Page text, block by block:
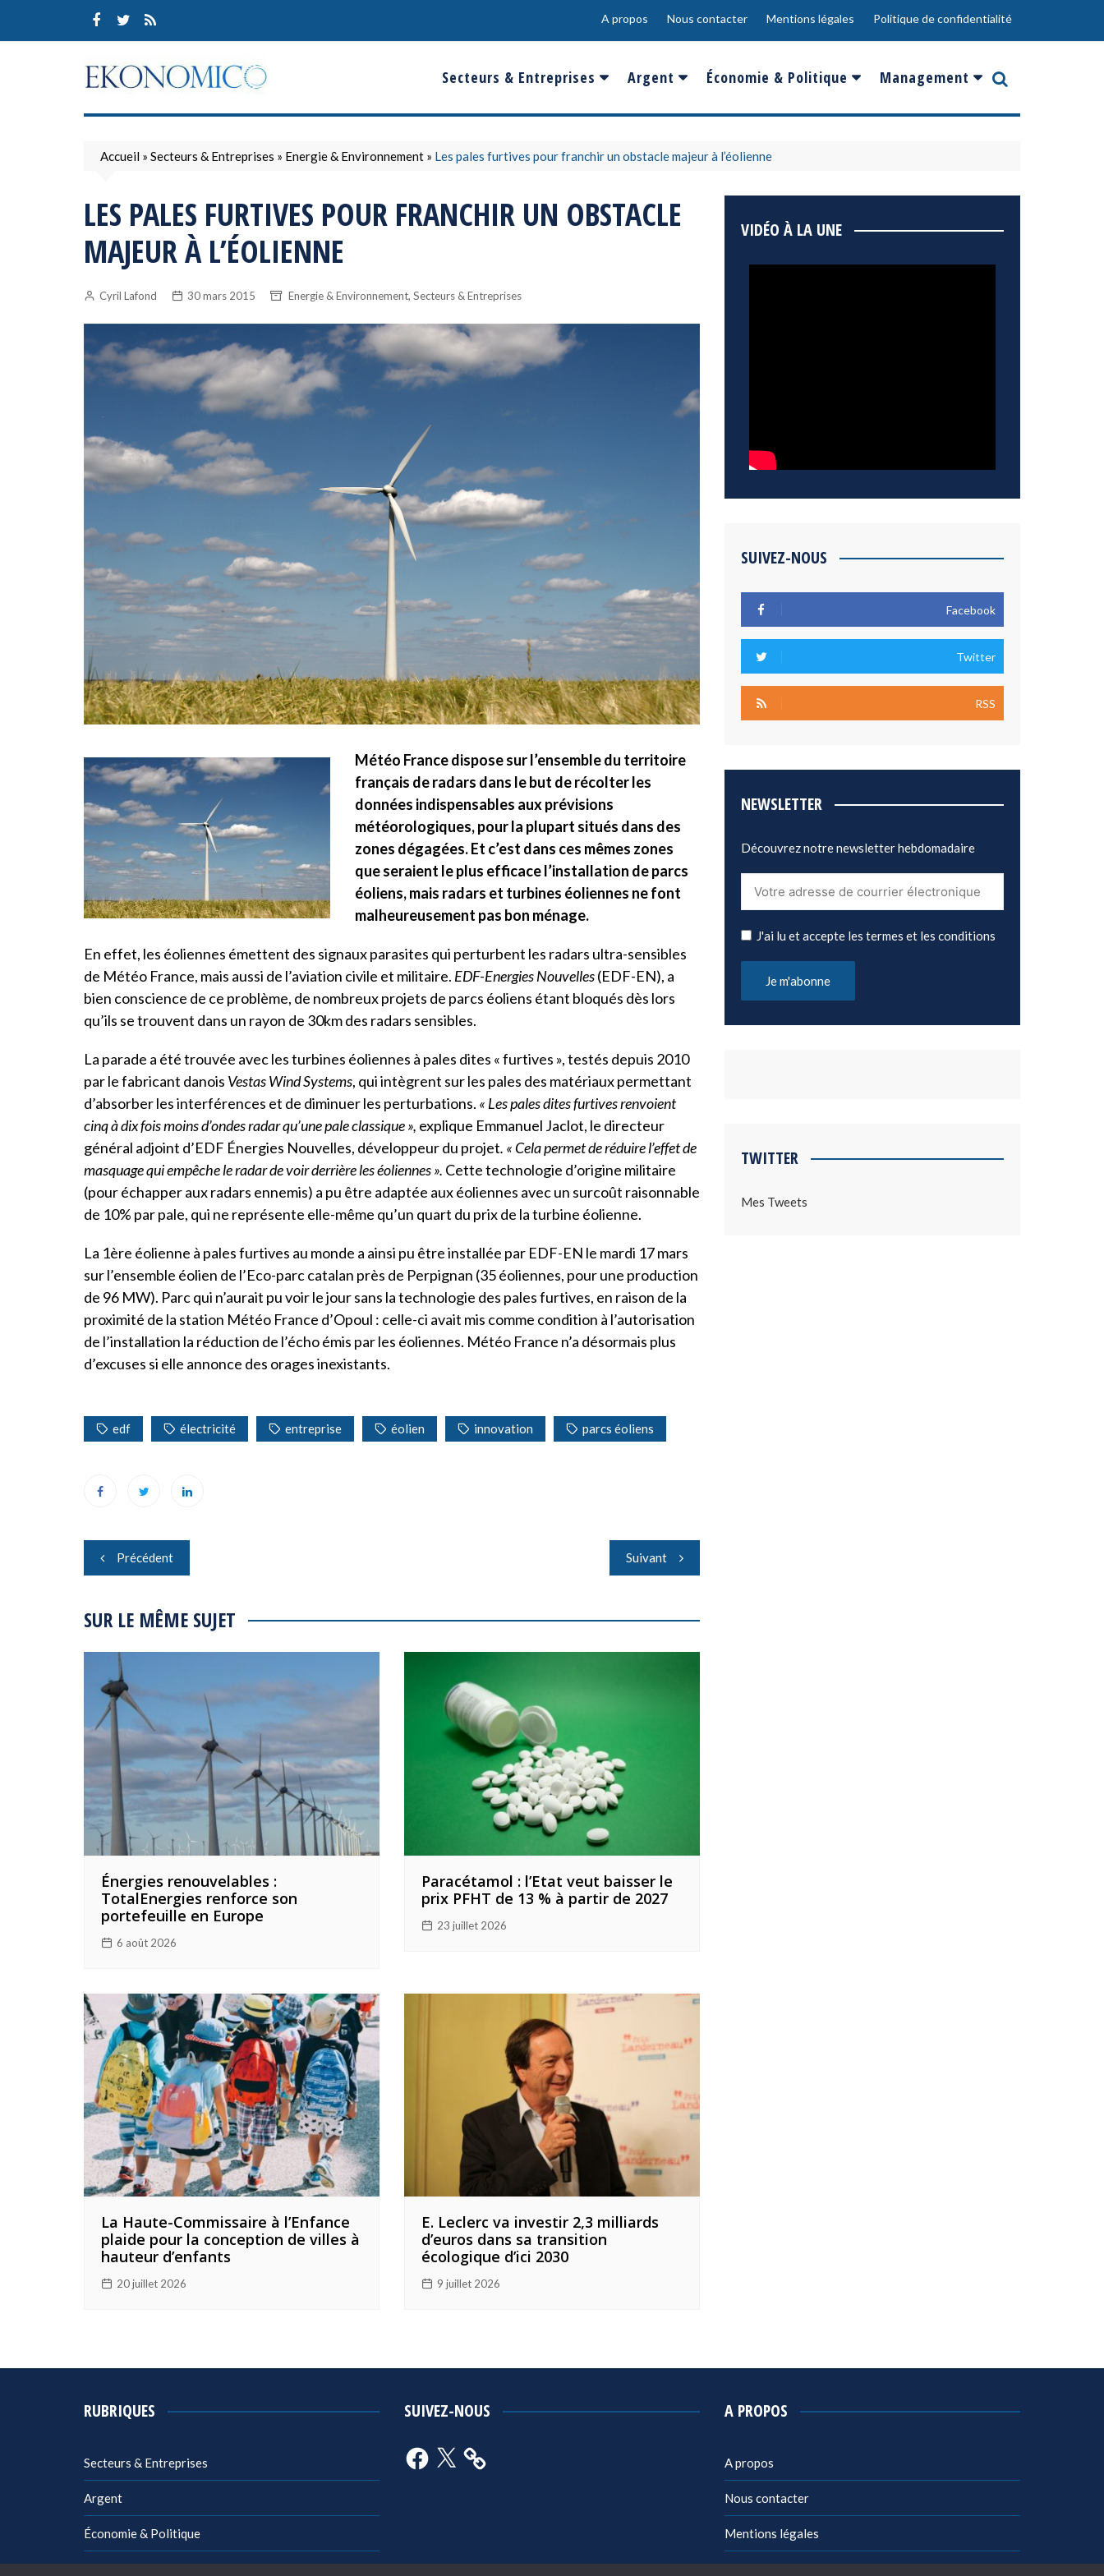
content
A propos Nous contacter Mentions légales Politique de confidentialité
Secteurs & Entreprises
Banques & Finances
Conso & Distrib
Environnement
Technologies & Médias
Argent
Salaire
Sport
Epargne & Placements
Économie & Politique
France
Europe
Management
Innovation
Accueil » Secteurs & Entreprises » Energie & Environnement » Les pales furtives pour franchir un obstacle majeur à l’éolienne
LES PALES FURTIVES POUR FRANCHIR UN OBSTACLE
MAJEUR À L’ÉOLIENNE
Cyril Lafond 30 mars 2015 Energie & Environnement, Secteurs & Entreprises
Météo France dispose sur l’ensemble du territoire
français de radars dans le but de récolter les
données indispensables aux prévisions
météorologiques, pour la plupart situés dans des
zones dégagées. Et c’est dans ces mêmes zones
que seraient le plus efficace l’installation de parcs
éoliens, mais radars et turbines éoliennes ne font
malheureusement pas bon ménage.
En effet, les éoliennes émettent des signaux parasites qui perturbent les radars ultra-sensibles
de Météo France, mais aussi de l’aviation civile et militaire. EDF-Energies Nouvelles(EDF-EN), a
bien conscience de ce problème, de nombreux projets de parcs éoliens étant bloqués dès lors
qu’ils se trouvent dans un rayon de 30km des radars sensibles.
La parade a été trouvée avec les turbines éoliennes à pales dites « furtives », testés depuis 2010
par le fabricant danois Vestas Wind Systems, qui intègrent sur les pales des matériaux permettant
d’absorber les interférences et de diminuer les perturbations. « Les pales dites furtives renvoient
cinq à dix fois moins d’ondes radar qu’une pale classique », explique Emmanuel Jaclot, le directeur
général adjoint d’EDF Énergies Nouvelles, développeur du projet. « Cela permet de réduire l’effet de
masquage qui empêche le radar de voir derrière les éoliennes ». Cette technologie d’origine militaire
(pour échapper aux radars ennemis) a pu être adaptée aux éoliennes avec un surcoût raisonnable
de 10% par pale, qui ne représente elle-même qu’un quart du prix de la turbine éolienne.
La 1ère éolienne à pales furtives au monde a ainsi pu être installée par EDF-EN le mardi 17 mars
sur l’ensemble éolien de l’Eco-parc catalan près de Perpignan (35 éoliennes, pour une production
de 96 MW). Parc qui n’aurait pu voir le jour sans la technologie des pales furtives, en raison de la
proximité de la station Météo France d’Opoul : celle-ci avait mis comme condition à l’autorisation
de l’installation la réduction de l’écho émis par les éoliennes. Météo France n’a désormais plus
d’excuses si elle annonce des orages inexistants.
edf électricité entreprise éolien innovation parcs éoliens
Navigation
de
l’article
Précédent Suivant
SUR LE MÊME SUJET
Énergies renouvelables :
TotalEnergies renforce son
portefeuille en Europe
6 août 2026
Paracétamol : l’Etat veut baisser le
prix PFHT de 13 % à partir de 2027
23 juillet 2026
La Haute-Commissaire à l’Enfance
plaide pour la conception de villes à
hauteur d’enfants
20 juillet 2026
E. Leclerc va investir 2,3 milliards
d’euros dans sa transition
écologique d’ici 2030
9 juillet 2026
VIDÉO À LA UNE
SUIVEZ-NOUS
Facebook
Twitter
RSS
NEWSLETTER
Découvrez notre newsletter hebdomadaire
J'ai lu et accepte les termes et les conditions
TWITTER
Mes Tweets
RUBRIQUES
Secteurs & Entreprises
Argent
Économie & Politique
SUIVEZ-NOUS
Facebook
X
A PROPOS
A propos
Nous contacter
Mentions légales